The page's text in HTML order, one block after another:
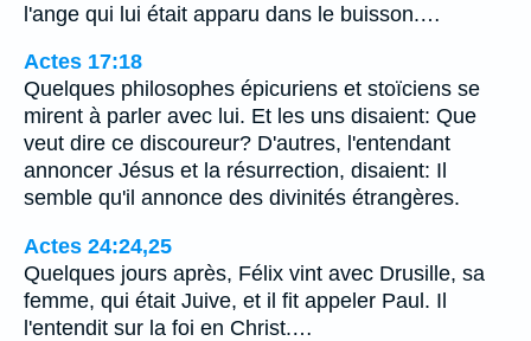
l'ange qui lui était apparu dans le buisson.…
Actes 17:18
Quelques philosophes épicuriens et stoïciens se
mirent à parler avec lui. Et les uns disaient: Que
veut dire ce discoureur? D'autres, l'entendant
annoncer Jésus et la résurrection, disaient: Il
semble qu'il annonce des divinités étrangères.
Actes 24:24,25
Quelques jours après, Félix vint avec Drusille, sa
femme, qui était Juive, et il fit appeler Paul. Il
l'entendit sur la foi en Christ.…